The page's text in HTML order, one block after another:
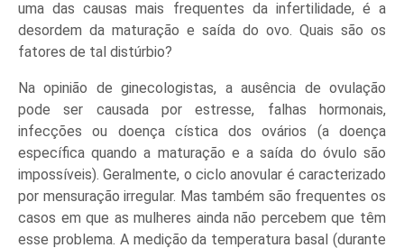
uma das causas mais frequentes da infertilidade, é a
desordem da maturação e saída do ovo. Quais são os
fatores de tal distúrbio?
Na opinião de ginecologistas, a ausência de ovulação
pode ser causada por estresse, falhas hormonais,
infecções ou doença cística dos ovários (a doença
específica quando a maturação e a saída do óvulo são
impossíveis). Geralmente, o ciclo anovular é caracterizado
por mensuração irregular. Mas também são frequentes os
casos em que as mulheres ainda não percebem que têm
esse problema. A medição da temperatura basal (durante